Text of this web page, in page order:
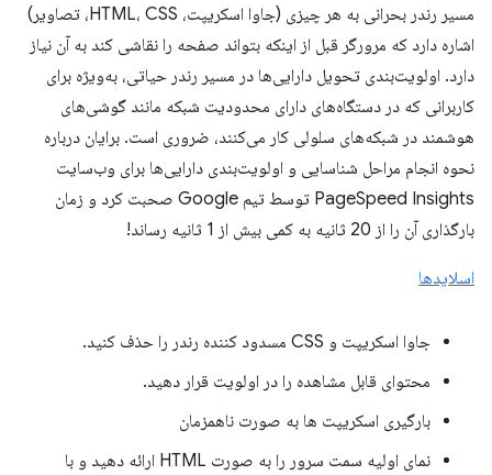
مسیر رندر بحرانی به هر چیزی (جاوا اسکریپت، HTML، CSS، تصاویر)
اشاره دارد که مرورگر قبل از اینکه بتواند صفحه را نقاشی کند به آن نیاز
دارد. اولویت‌بندی تحویل دارایی‌ها در مسیر رندر حیاتی، به‌ویژه برای
کاربرانی که در دستگاه‌های دارای محدودیت شبکه مانند گوشی‌های
هوشمند در شبکه‌های سلولی کار می‌کنند، ضروری است. برایان درباره
نحوه انجام مراحل شناسایی و اولویت‌بندی دارایی‌ها برای وب‌سایت
PageSpeed ​​Insights توسط تیم Google صحبت کرد و زمان
بارگذاری آن را از 20 ثانیه به کمی بیش از 1 ثانیه رساند!
اسلایدها
جاوا اسکریپت و CSS مسدود کننده رندر را حذف کنید.
محتوای قابل مشاهده را در اولویت قرار دهید.
بارگیری اسکریپت ها به صورت ناهمزمان
نمای اولیه سمت سرور را به صورت HTML ارائه دهید و با